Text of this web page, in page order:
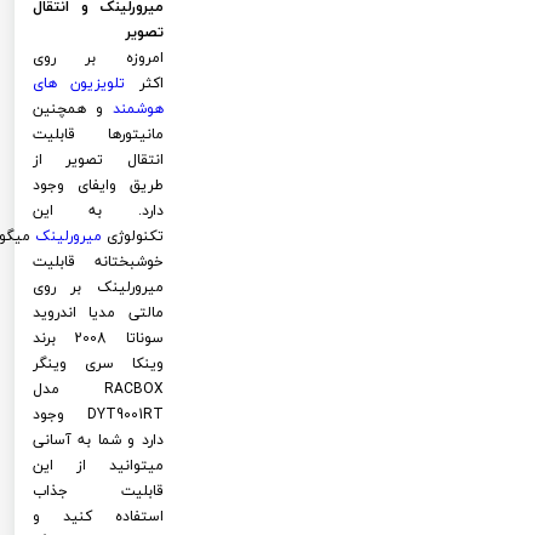
میرورلینک و انتقال
تصویر
امروزه بر روی
اکثر تلویزیون های
هوشمند و همچنین
مانیتورها قابلیت
انتقال تصویر از
طریق وایفای وجود
دارد. به این
تکنولوژی میرورلینک
خوشبختانه قابلیت
میرورلینک بر روی
مالتی مدیا اندروید
سوناتا 2008 برند
وینکا سری وینگر
RACBOX مدل
DYT9001RT وجود
دارد و شما به آسانی
میتوانید از این
قابلیت جذاب
استفاده کنید و